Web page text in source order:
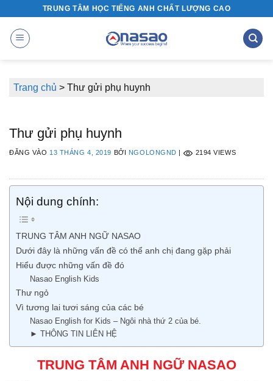
nội
TRUNG TÂM HỌC TIẾNG ANH CHẤT LƯỢNG CAO
Trang chủ > Thư gửi phụ huynh
Thư gửi phụ huynh
ĐĂNG VÀO13 THÁNG 4, 2019 BỞI NGOLONGND 2194 VIEWS
Nội dung chính:
TRUNG TÂM ANH NGỮ NASAO
Dưới đây là những vấn đề có thể anh chị đang gặp phải
Hiểu được những vấn đề đó
Nasao English Kids
Thư ngỏ
Vì tương lai tươi sáng của các bé
Nasao English for Kids – Ngôi nhà thứ 2 của bé.
► THÔNG TIN LIÊN HỆ
TRUNG TÂM ANH NGỮ NASAO